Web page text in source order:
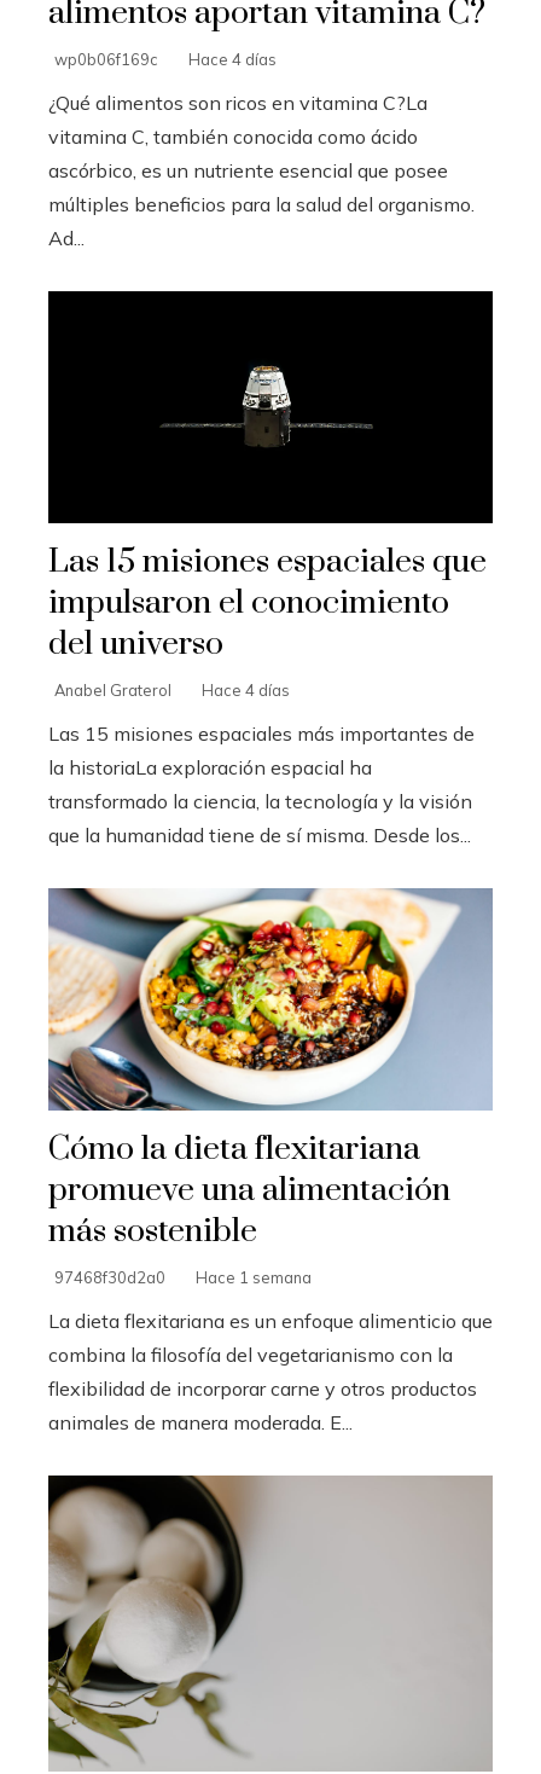
alimentos aportan vitamina C?
wp0b06f169c Hace 4 días
¿Qué alimentos son ricos en vitamina C?La
vitamina C, también conocida como ácido
ascórbico, es un nutriente esencial que posee
múltiples beneficios para la salud del organismo.
Ad...
Las 15 misiones espaciales que
impulsaron el conocimiento
del universo
Anabel Graterol Hace 4 días
Las 15 misiones espaciales más importantes de
la historiaLa exploración espacial ha
transformado la ciencia, la tecnología y la visión
que la humanidad tiene de sí misma. Desde los...
Cómo la dieta flexitariana
promueve una alimentación
más sostenible
97468f30d2a0 Hace 1 semana
La dieta flexitariana es un enfoque alimenticio que
combina la filosofía del vegetarianismo con la
flexibilidad de incorporar carne y otros productos
animales de manera moderada. E...